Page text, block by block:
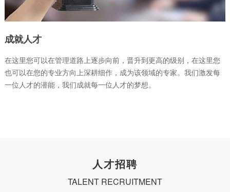
成就人才
在这里您可以在管理道路上逐步向前，晋升到更高的级别，在这里您
也可以在您的专业方向上深耕细作，成为该领域的专家。我们激发每
一位人才的潜能，我们成就每一位人才的梦想。
人才招聘
TALENT RECRUITMENT